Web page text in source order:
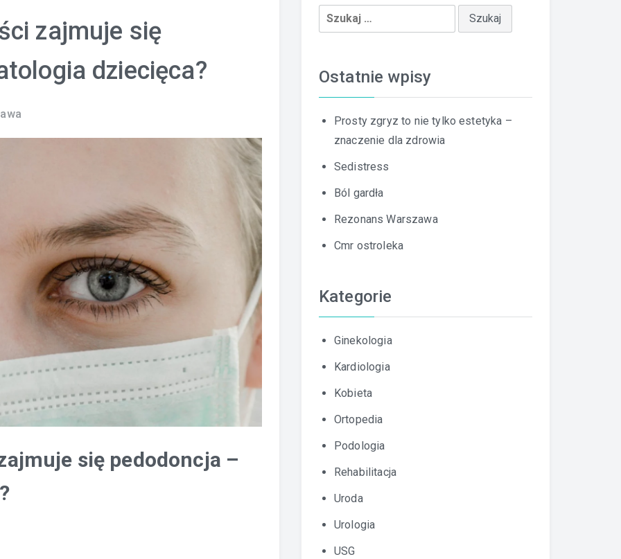
zajmuje się
dziecięca?
się pedodoncja –
Szukaj:
Ostatnie wpisy
Prosty zgryz to nie tylko estetyka –
znaczenie dla zdrowia
Sedistress
Ból gardła
Rezonans Warszawa
Cmr ostroleka
Kategorie
Ginekologia
Kardiologia
Kobieta
Ortopedia
Podologia
Rehabilitacja
Uroda
Urologia
USG